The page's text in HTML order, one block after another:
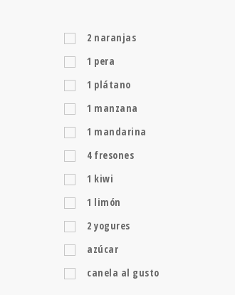
2 naranjas
1 pera
1 plátano
1 manzana
1 mandarina
4 fresones
1 kiwi
1 limón
2 yogures
azúcar
canela al gusto